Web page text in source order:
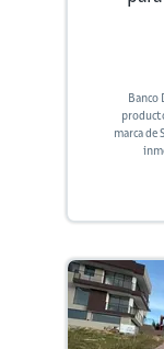
Banco
marca de